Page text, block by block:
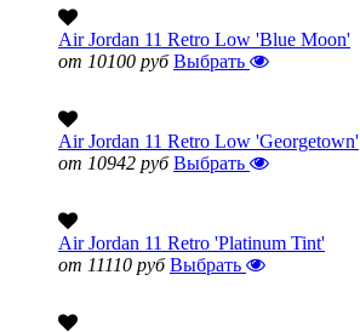
Air Jordan 11 Retro Low 'Blue Moon'
от 10100 руб Выбрать
Air Jordan 11 Retro Low 'Georgetown'
от 10942 руб Выбрать
Air Jordan 11 Retro 'Platinum Tint'
от 11110 руб Выбрать